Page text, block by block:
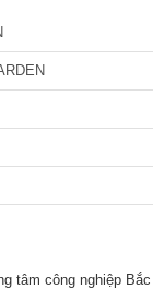
tâm công nghiệp Bắc